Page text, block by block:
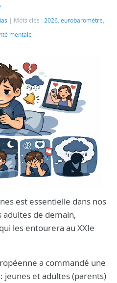
Mots clés : 2026 eurobaromètre
mentale
est essentielle dans nos
adultes de demain,
les entourera au XXIe
a commandé une
: jeunes et adultes (parents)